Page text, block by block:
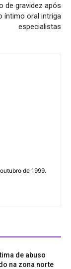
de gravidez após
íntimo oral intriga
especialistas
de 1999.
de abuso
na zona norte